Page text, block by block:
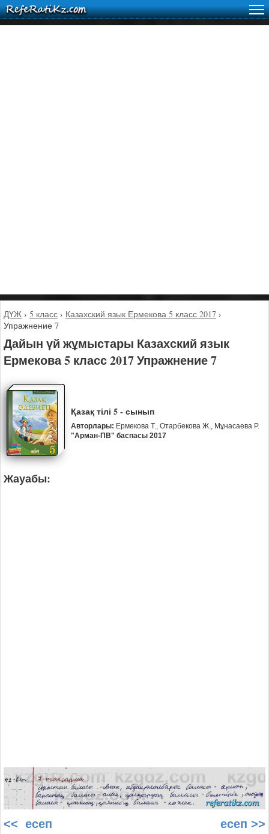
ДҮЖ › 5 класс › Казахский язык Ермекова 5 класс 2017 ›
Упражнение 7
Дайын үй жұмыстары Казахский язык
Ермекова 5 класс 2017 Упражнение 7
Қазақ тілі 5 - сынып
Авторлары: Ермекова Т., Отарбекова Ж., Мұнасаева Р.
"Арман-ПВ" баспасы 2017
Жауабы:
<< есеп есеп >>